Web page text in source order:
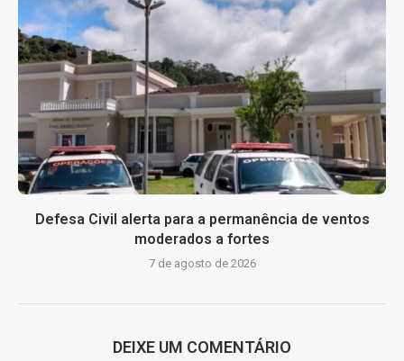
Defesa Civil alerta para a permanência de ventos
moderados a fortes
7 de agosto de 2026
DEIXE UM COMENTÁRIO